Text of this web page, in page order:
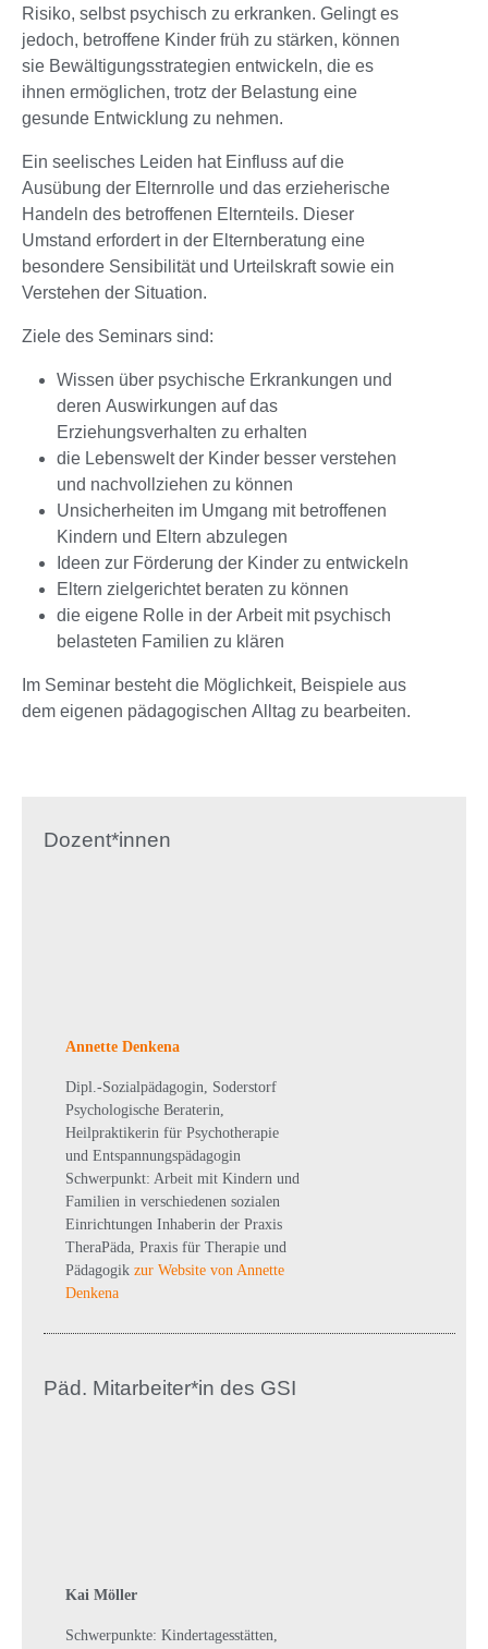
Risiko, selbst psychisch zu erkranken. Gelingt es
jedoch, betroffene Kinder früh zu stärken, können
sie Bewältigungsstrategien entwickeln, die es
ihnen ermöglichen, trotz der Belastung eine
gesunde Entwicklung zu nehmen.
Ein seelisches Leiden hat Einfluss auf die
Ausübung der Elternrolle und das erzieherische
Handeln des betroffenen Elternteils. Dieser
Umstand erfordert in der Elternberatung eine
besondere Sensibilität und Urteilskraft sowie ein
Verstehen der Situation.
Ziele des Seminars sind:
Wissen über psychische Erkrankungen und
deren Auswirkungen auf das
Erziehungsverhalten zu erhalten
die Lebenswelt der Kinder besser verstehen
und nachvollziehen zu können
Unsicherheiten im Umgang mit betroffenen
Kindern und Eltern abzulegen
Ideen zur Förderung der Kinder zu entwickeln
Eltern zielgerichtet beraten zu können
die eigene Rolle in der Arbeit mit psychisch
belasteten Familien zu klären
Im Seminar besteht die Möglichkeit, Beispiele aus
dem eigenen pädagogischen Alltag zu bearbeiten.
Dozent*innen
Annette Denkena
Dipl.-Sozialpädagogin, Soderstorf
Psychologische Beraterin,
Heilpraktikerin für Psychotherapie
und Entspannungspädagogin
Schwerpunkt: Arbeit mit Kindern und
Familien in verschiedenen sozialen
Einrichtungen Inhaberin der Praxis
TheraPäda, Praxis für Therapie und
Pädagogik zur Website von Annette
Denkena
Päd. Mitarbeiter*in des GSI
Kai Möller
Schwerpunkte: Kindertagesstätten,